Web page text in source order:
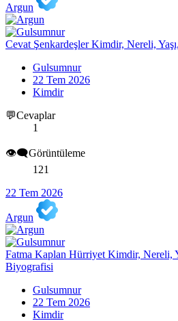
Argun
Cevat Şenkardeşler Kimdir, Nereli,
Gulsumnur
22 Tem 2026
Kimdir
💬Cevaplar
1
👁️‍🗨️Görüntüleme
121
22 Tem 2026
Argun
Fatma Kaplan Hürriyet Kimdir, Nereli,
Biyografisi
Gulsumnur
22 Tem 2026
Kimdir